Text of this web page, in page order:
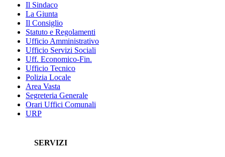
Il Sindaco
La Giunta
Il Consiglio
Statuto e Regolamenti
Ufficio Amministrativo
Ufficio Servizi Sociali
Uff. Economico-Fin.
Ufficio Tecnico
Polizia Locale
Area Vasta
Segreteria Generale
Orari Uffici Comunali
URP
SERVIZI